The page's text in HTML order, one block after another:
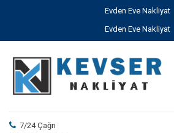
Evden Eve Nakliyat
Evden Eve Nakliyat
7/24 Çağrı